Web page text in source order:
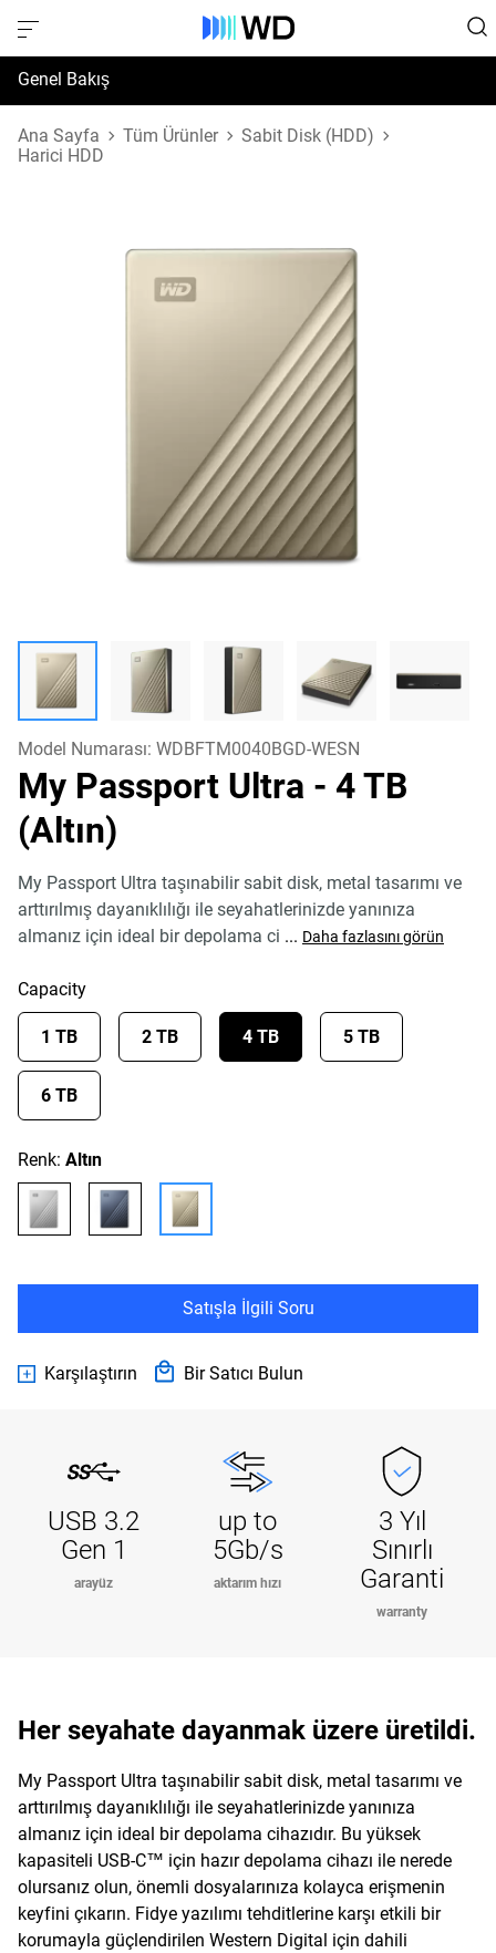
Genel Bakış
Özellikler
Ana Sayfa Tüm Ürünler
Sabit Disk (HDD)
Harici HDD
Model Numarası: WDBFTM0040BGD-WESN
My Passport Ultra - 4 TB
(Altın)
My Passport Ultra taşınabilir sabit disk, metal tasarımı ve
arttırılmış dayanıklılığı ile seyahatlerinizde yanınıza
almanız için ideal bir depolama ci ... Daha fazlasını görün
Capacity
1 TB 2 TB 4 TB 5 TB
6 TB
Renk: Altın
Satışla İlgili Soru
Karşılaştırın Bir Satıcı Bulun
USB 3.2
Gen 1
arayüz
up to
5Gb/s
aktarım hızı
3 Yıl
Sınırlı
Garanti
warranty
Her seyahate dayanmak üzere üretildi.
My Passport Ultra taşınabilir sabit disk, metal tasarımı ve
arttırılmış dayanıklılığı ile seyahatlerinizde yanınıza
almanız için ideal bir depolama cihazıdır. Bu yüksek
kapasiteli USB-C™ için hazır depolama cihazı ile nerede
olursanız olun, önemli dosyalarınıza kolayca erişmenin
keyfini çıkarın. Fidye yazılımı tehditlerine karşı etkili bir
korumayla güçlendirilen Western Digital için dahili